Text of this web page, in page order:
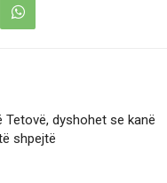
Tetovë, dyshohet se kanë
shpejtë